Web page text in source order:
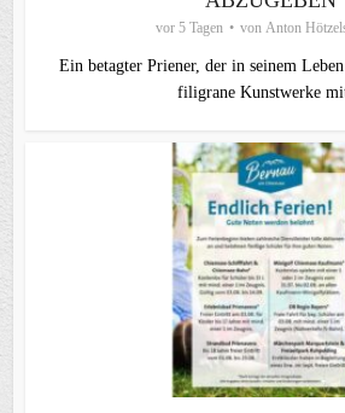
vor 5 Tagen von Anton
Ein betagter Priener, der in seinem
filigrane Kunstwerke